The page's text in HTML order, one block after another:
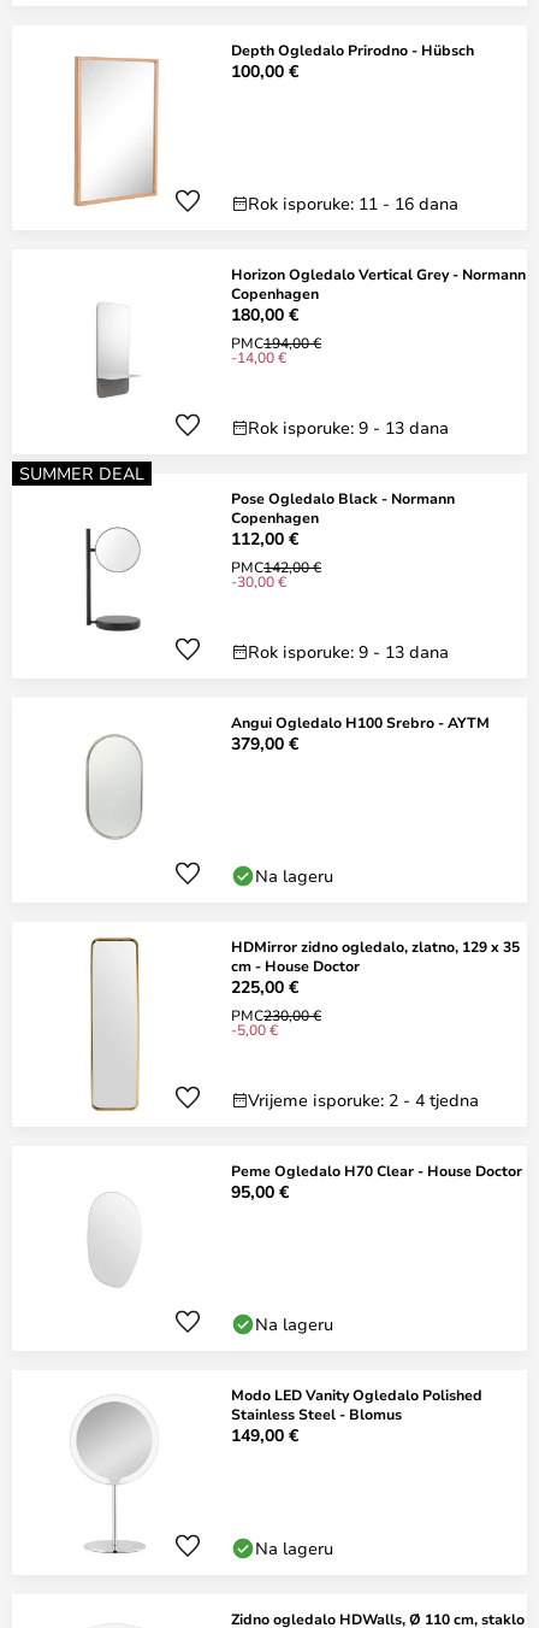
Depth Ogledalo Prirodno - Hübsch
100,00 €
Rok isporuke: 11 - 16 dana
Horizon Ogledalo Vertical Grey - Normann
Copenhagen
180,00 €
PMC194,00 €
-14,00 €
Rok isporuke: 9 - 13 dana
SUMMER DEAL
Pose Ogledalo Black - Normann
Copenhagen
112,00 €
PMC142,00 €
-30,00 €
Rok isporuke: 9 - 13 dana
Angui Ogledalo H100 Srebro - AYTM
379,00 €
Na lageru
HDMirror zidno ogledalo, zlatno, 129 x 35
cm - House Doctor
225,00 €
PMC230,00 €
-5,00 €
Vrijeme isporuke: 2 - 4 tjedna
Peme Ogledalo H70 Clear - House Doctor
95,00 €
Na lageru
Modo LED Vanity Ogledalo Polished
Stainless Steel - Blomus
149,00 €
Na lageru
Zidno ogledalo HDWalls, Ø 110 cm, staklo